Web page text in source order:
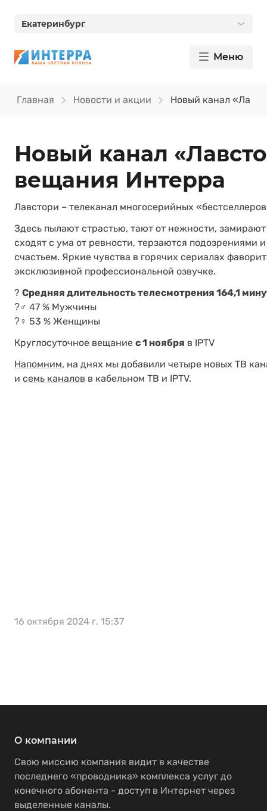
Екатеринбург
Меню
Главная Новости и акции Новый канал
Новый канал
вещания Интерра
Лавстори – телеканал многосерийных
Здесь пылают страстью, тают от нежности,
сходят с ума от ревности, терзаются подозрениями
счастьем. Яркие чувства в горячих сериалах
эксклюзивной профессиональной озвучке.
? Средняя длительность телесмотрения 164,1
?‍♂ 47 % Мужчины
?‍♀ 53 % Женщины
Круглосуточное вещание с 1 ноября в IPTV
Напомним, на днях мы добавили четыре новых ТВ
и семь каналов в кабельном ТВ и IPTV.
16 октября 2024 г. 15:37
О компании
Свою миссию компания видит в качестве
последнего «проводника» комплекса услуг до
конечного абонента - доступ в Интернет через
выделенные каналы.